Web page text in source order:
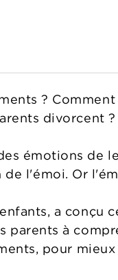
?
divorcent
émotions de
l'émoi. Or
a conçu
à
pour